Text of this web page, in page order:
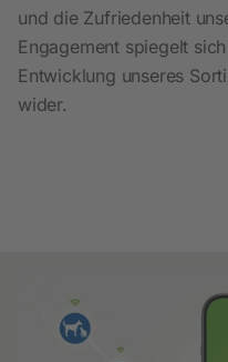
und die Zufriedenheit
Engagement spiegelt
Entwicklung unseres
wider.